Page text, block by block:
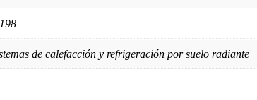
de calefacción y refrigeración por suelo radiante